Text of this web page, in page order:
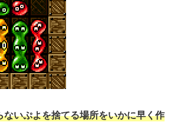
ないぷよを捨てる場所をいかに早く作